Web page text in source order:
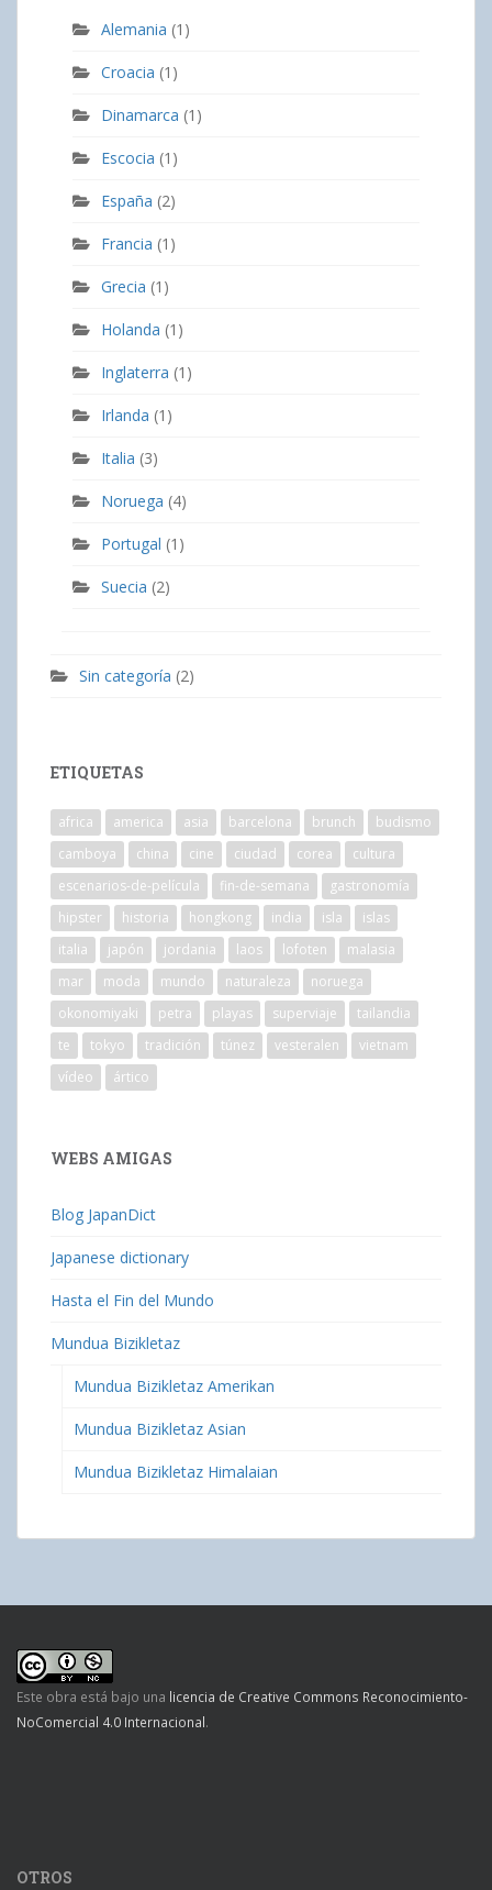
Alemania (1)
Croacia (1)
Dinamarca (1)
Escocia (1)
España (2)
Francia (1)
Grecia (1)
Holanda (1)
Inglaterra (1)
Irlanda (1)
Italia (3)
Noruega (4)
Portugal (1)
Suecia (2)
Sin categoría (2)
ETIQUETAS
africa america asia barcelona brunch
budismo
camboya
china cine ciudad corea
cultura
escenarios-de-película
fin-de-semana
gastronomía
hipster
historia hongkong india isla
islas
italia
japón jordania laos lofoten
malasia
mar
moda mundo naturaleza
noruega
okonomiyaki
petra playas superviaje
tailandia
te
tokyo tradición túnez vesteralen
vietnam
vídeo
ártico
WEBS AMIGAS
Blog JapanDict
Japanese dictionary
Hasta el Fin del Mundo
Mundua Bizikletaz
Mundua Bizikletaz Amerikan
Mundua Bizikletaz Asian
Mundua Bizikletaz Himalaian
Este obra está bajo una licencia de Creative Commons Reconocimiento-
NoComercial 4.0 Internacional.
OTROS